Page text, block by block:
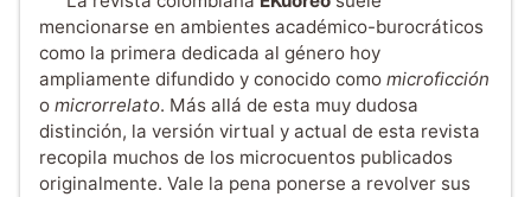
mencionarse en ambientes académico-burocráticos
como la primera dedicada al género hoy
ampliamente difundido y conocido como microficción
o microrrelato. Más allá de esta muy dudosa
distinción, la versión virtual y actual de esta revista
recopila muchos de los microcuentos publicados
originalmente. Vale la pena ponerse a revolver sus